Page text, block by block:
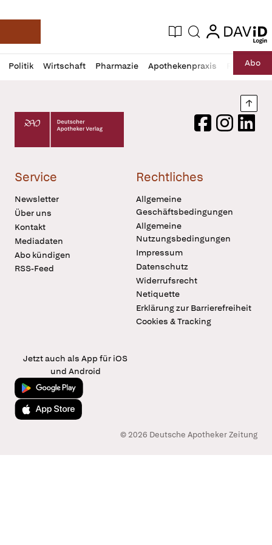
Deutsche Apotheker Zeitung
Aktuelle Ausgabe
Suche login
login
Politik Wirtschaft Pharmazie Apothekenpraxis RechtAbo
Profil
öffnen
Daz
Pur
Deutscher Apotheker Verlag Logo
FacebookInstagram
Service
Newsletter
Über uns
Kontakt
Mediadaten
Abo kündigen
RSS-Feed
Rechtliches
Allgemeine
Geschäftsbedingungen
Allgemeine
Nutzungsbedingungen
Impressum
Datenschutz
Widerrufsrecht
Netiquette
Erklärung zur Barrierefreiheit
Cookies & Tracking
Jetzt auch als App für iOS
und Android
Jetzt bei Google Play
Laden im App Store
© 2026 Deutsche Apotheker Zeitung